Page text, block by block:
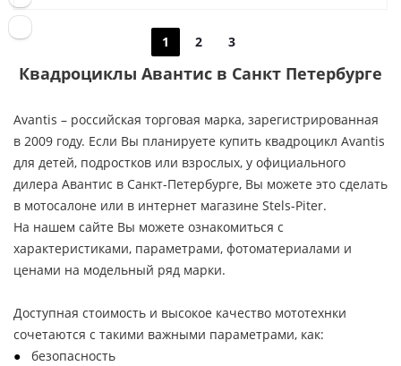
1 2 3
Квадроциклы Авантис в Санкт Петербурге
Avantis – российская торговая марка, зарегистрированная
в 2009 году. Если Вы планируете купить квадроцикл Avantis
для детей, подростков или взрослых, у официального
дилера Авантис в Санкт-Петербурге, Вы можете это сделать
в мотосалоне или в интернет магазине Stels-Piter.
На нашем сайте Вы можете ознакомиться с
характеристиками, параметрами, фотоматериалами и
ценами на модельный ряд марки.
Доступная стоимость и высокое качество мототехнки
сочетаются с такими важными параметрами, как:
безопасность